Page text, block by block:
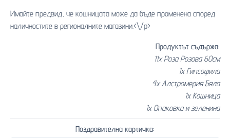
Имайте предвид, че кошницата може да бъде променена според
наличностите в регионалните магазини.<\/p>
Продуктът съдържа:
11x Роза Розова 60см
1x Гипсофила
4x Алстромерия Бяла
1x Кошница
1x Опаковка и зеленина
Поздравителна картичка: